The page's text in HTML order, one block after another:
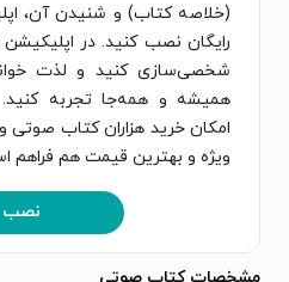
(خلاصه کتاب) و شنیدن آن،
رایگان نصب کنید. در
شخصی‌سازی کنید و لذت
همیشه و همه‌جا تجربه
امکان خرید هزاران کتاب صوتی
ویژه و بهترین قیمت هم فراهم
نصب